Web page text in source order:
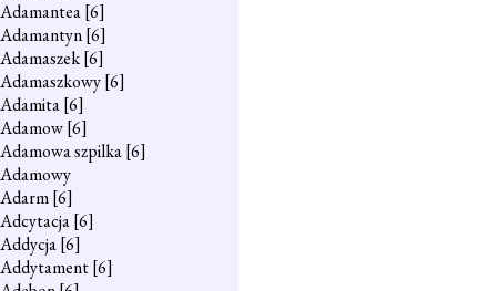
Adamantea[6]
Adamantyn[6]
Adamaszek[6]
Adamaszkowy[6]
Adamita[6]
Adamow[6]
Adamowa szpilka[6]
Adamowy
Adarm[6]
Adcytacja[6]
Addycja[6]
Addytament[6]